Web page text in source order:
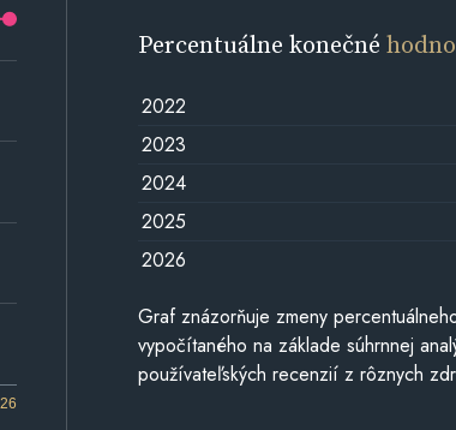
Percentuálne konečné
2022
2023
2024
2025
2026
Graf znázorňuje zmeny
vypočítaného na základe súhrnnej
používateľských recenzií z rôznych